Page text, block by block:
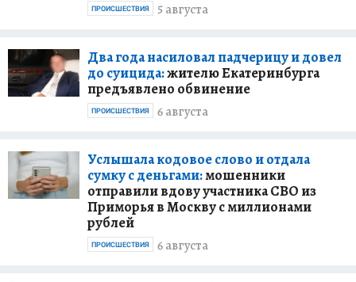
5 августа
ПРОИСШЕСТВИЯ
Два года насиловал падчерицу и довел
до суицида:жителю Екатеринбурга
предъявлено обвинение
6 августа
ПРОИСШЕСТВИЯ
Услышала кодовое слово и отдала
сумку с деньгами:мошенники
отправили вдову участника СВО из
Приморья в Москву с миллионами
рублей
6 августа
ПРОИСШЕСТВИЯ